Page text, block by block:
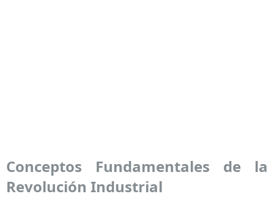
Conceptos Fundamentales de la
Revolución Industrial